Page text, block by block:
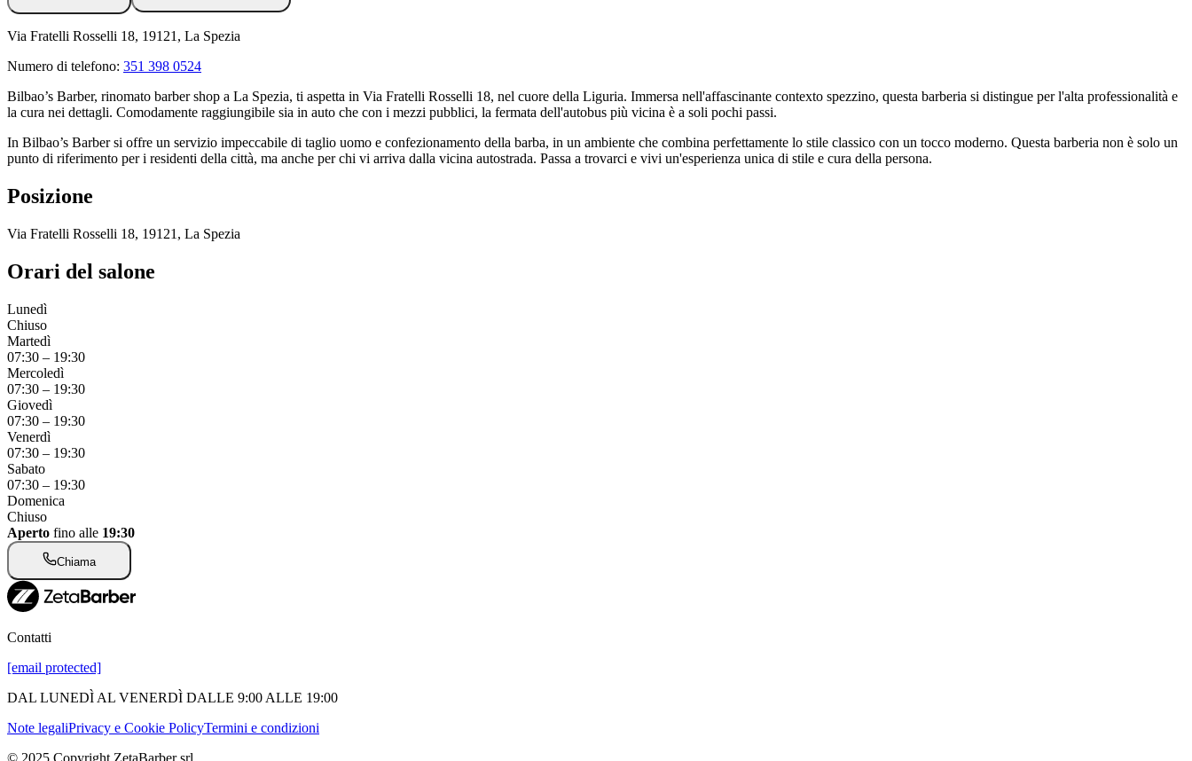
Via Fratelli Rosselli 18, 19121, La Spezia
Numero di telefono: 351 398 0524
Bilbao’s Barber, rinomato barber shop a La Spezia, ti aspetta in Via Fratelli Rosselli 18, nel cuore della Liguria. Immersa nell'affascinante contexto spezzino, questa barberia si distingue per l'alta professionalità e
la cura nei dettagli. Comodamente raggiungibile sia in auto che con i mezzi pubblici, la fermata dell'autobus più vicina è a soli pochi passi.
In Bilbao’s Barber si offre un servizio impeccabile di taglio uomo e confezionamento della barba, in un ambiente che combina perfettamente lo stile classico con un tocco moderno. Questa barberia non è solo un
punto di riferimento per i residenti della città, ma anche per chi vi arriva dalla vicina autostrada. Passa a trovarci e vivi un'esperienza unica di stile e cura della persona.
Posizione
Via Fratelli Rosselli 18, 19121, La Spezia
Orari del salone
Lunedì
Chiuso
Martedì
07:30 – 19:30
Mercoledì
07:30 – 19:30
Giovedì
07:30 – 19:30
Venerdì
07:30 – 19:30
Sabato
07:30 – 19:30
Domenica
Chiuso
Aperto fino alle 19:30
Chiama
Contatti
[email protected]
DAL LUNEDÌ AL VENERDÌ DALLE 9:00 ALLE 19:00
Note legaliPrivacy e Cookie PolicyTermini e condizioni
© 2025 Copyright ZetaBarber srl